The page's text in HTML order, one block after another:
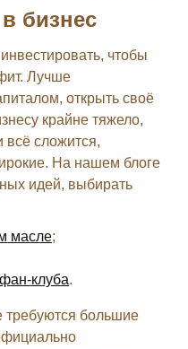
бизнес
чтобы
Лучше
открыть своё
крайне тяжело,
всё сложится,
На нашем блоге
идей, выбирать
масле;
клуба.
требуются большие